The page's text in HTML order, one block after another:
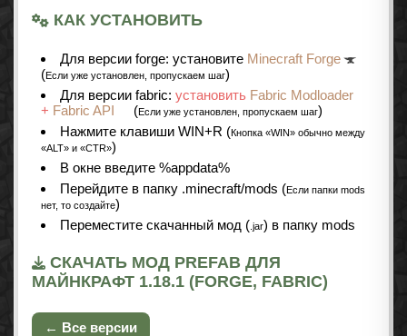
КАК УСТАНОВИТЬ
Для версии forge: установите Minecraft Forge
(Если уже установлен, пропускаем шаг)
Для версии fabric: установить Fabric Modloader
+ Fabric API (Если уже установлен, пропускаем шаг)
Нажмите клавиши WIN+R (Кнопка «WIN» обычно между
«ALT» и «CTR»)
В окне введите %appdata%
Перейдите в папку .minecraft/mods (Если папки mods
нет, то создайте)
Переместите скачанный мод ( .jar) в папку mods
СКАЧАТЬ МОД PREFAB ДЛЯ
МАЙНКРАФТ 1.18.1 (FORGE, FABRIC)
← Все версии